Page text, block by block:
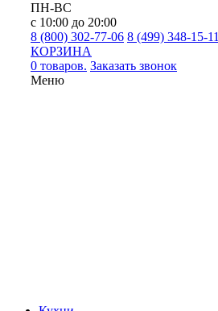
ПН-ВС
с 10:00 до 20:00
8 (800) 302-77-06 8 (499) 348-15-11
КОРЗИНА
0 товаров. Заказать звонок
Меню